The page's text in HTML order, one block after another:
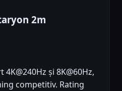
2m
și 8K@60Hz,
competitiv. Rating